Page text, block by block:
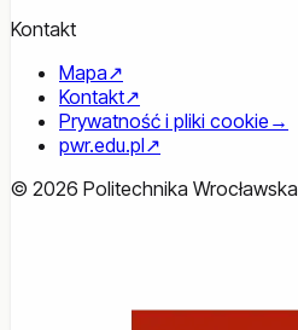
Kontakt
Mapa↗
Kontakt↗
Prywatność i pliki cookie →
pwr.edu.pl↗
© 2026 Politechnika Wrocławska